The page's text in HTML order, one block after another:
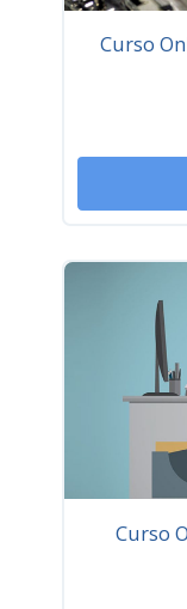
Curso
Curso